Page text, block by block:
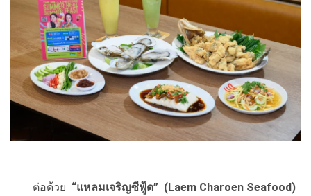
ต่อด้วย “แหลมเจริญซีฟู้ด” (Laem Charoen Seafood)